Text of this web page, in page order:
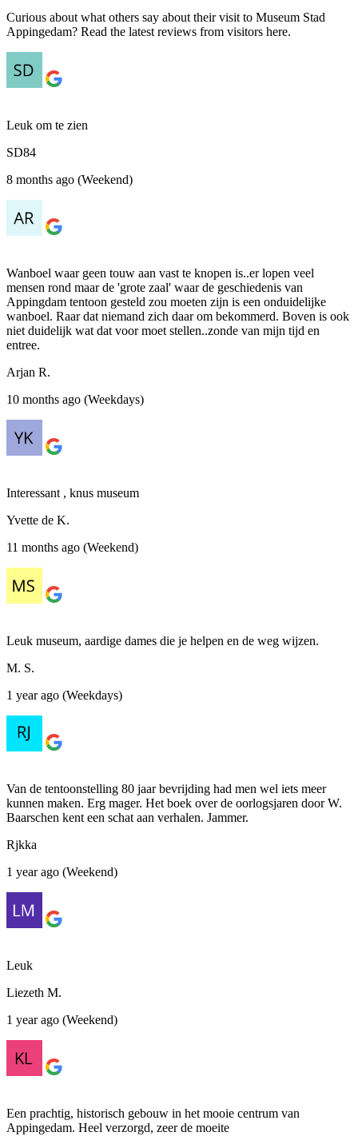
Curious about what others say about their visit to Museum Stad
Appingedam? Read the latest reviews from visitors here.
Leuk om te zien
SD84
8 months ago (Weekend)
Wanboel waar geen touw aan vast te knopen is..er lopen veel
mensen rond maar de 'grote zaal' waar de geschiedenis van
Appingdam tentoon gesteld zou moeten zijn is een onduidelijke
wanboel. Raar dat niemand zich daar om bekommerd. Boven is ook
niet duidelijk wat dat voor moet stellen..zonde van mijn tijd en
entree.
Arjan R.
10 months ago (Weekdays)
Interessant , knus museum
Yvette de K.
11 months ago (Weekend)
Leuk museum, aardige dames die je helpen en de weg wijzen.
M. S.
1 year ago (Weekdays)
Van de tentoonstelling 80 jaar bevrijding had men wel iets meer
kunnen maken. Erg mager. Het boek over de oorlogsjaren door W.
Baarschen kent een schat aan verhalen. Jammer.
Rjkka
1 year ago (Weekend)
Leuk
Liezeth M.
1 year ago (Weekend)
Een prachtig, historisch gebouw in het mooie centrum van
Appingedam. Heel verzorgd, zeer de moeite